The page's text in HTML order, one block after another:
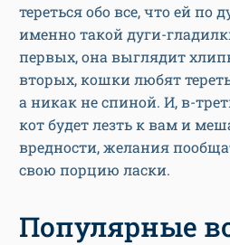
тереться обо все, что ей по
именно такой дуги-
первых, она выглядит
вторых, кошки любят
а никак не спиной. И, в-
кот будет лезть к вам и
вредности, желания
свою порцию ласки.
Популярные